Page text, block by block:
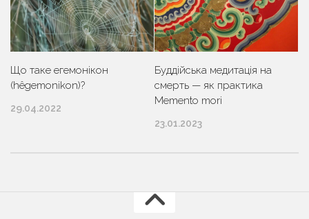
Що таке егемонікон
(hêgemonikon)?
29.04.2022
Буддійська медитація на
смерть — як практика
Memento mori
23.01.2023